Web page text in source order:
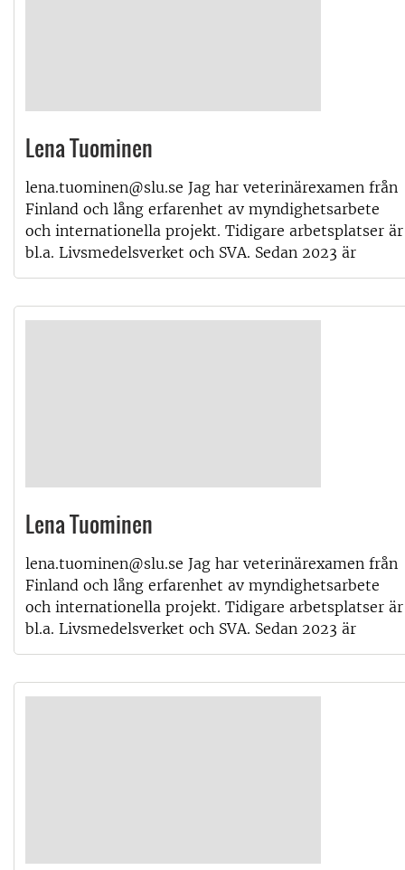
Lena Tuominen
lena.tuominen@slu.se Jag har veterinärexamen från
Finland och lång erfarenhet av myndighetsarbete
och internationella projekt. Tidigare arbetsplatser är
bl.a. Livsmedelsverket och SVA. Sedan 2023 är
Lena Tuominen
lena.tuominen@slu.se Jag har veterinärexamen från
Finland och lång erfarenhet av myndighetsarbete
och internationella projekt. Tidigare arbetsplatser är
bl.a. Livsmedelsverket och SVA. Sedan 2023 är